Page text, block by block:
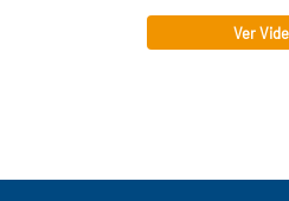
Ver